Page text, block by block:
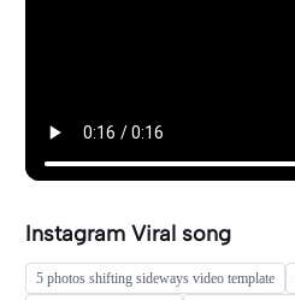
Instagram Viral song
5 photos shifting sideways video template